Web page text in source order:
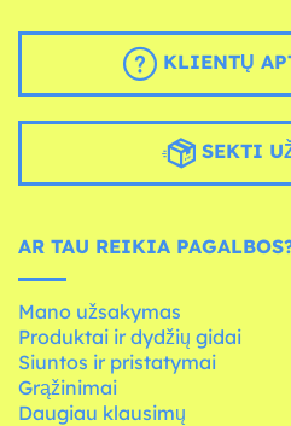
KLIENTŲ
SEKTI
AR TAU REIKIA
Mano užsakymas
Produktai ir dydžių gidai
Siuntos ir pristatymai
Grąžinimai
Daugiau klausimų